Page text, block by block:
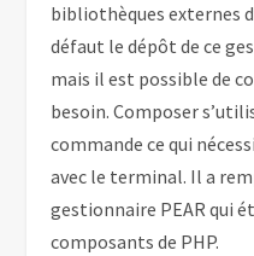
bibliothèques externes
défaut le dépôt de ce
mais il est possible de
besoin. Composer
commande ce qui
avec le terminal. Il a
gestionnaire PEAR qui
composants de PHP.